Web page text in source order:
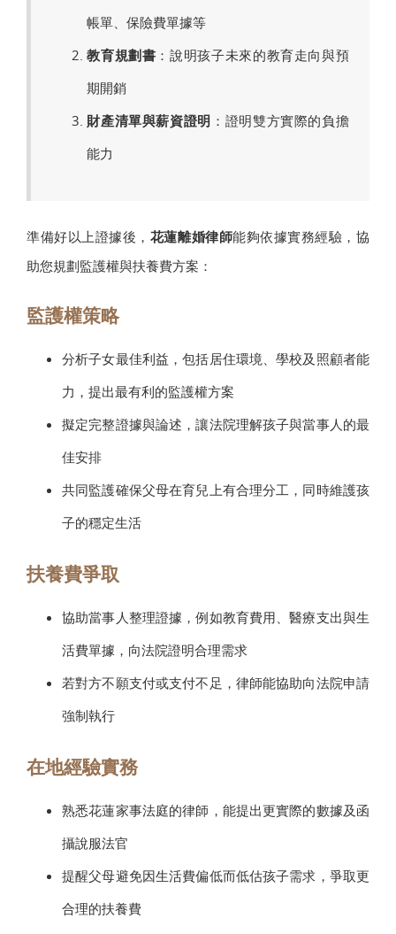
帳單、保險費單據等
教育規劃書 ：說明孩子未來的教育走向與預
期開銷
財產清單與薪資證明 ：證明雙方實際的負擔
能力
準備好以上證據後， 花蓮離婚律師能夠依據實務經驗，協
助您規劃監護權與扶養費方案：
監護權策略
分析子女最佳利益，包括居住環境、學校及照顧者能
力，提出最有利的監護權方案
擬定完整證據與論述，讓法院理解孩子與當事人的最
佳安排
共同監護確保父母在育兒上有合理分工，同時維護孩
子的穩定生活
扶養費爭取
協助當事人整理證據，例如教育費用、醫療支出與生
活費單據，向法院證明合理需求
若對方不願支付或支付不足，律師能協助向法院申請
強制執行
在地經驗實務
熟悉花蓮家事法庭的律師，能提出更實際的數據及函
攝說服法官
提醒父母避免因生活費偏低而低估孩子需求，爭取更
合理的扶養費